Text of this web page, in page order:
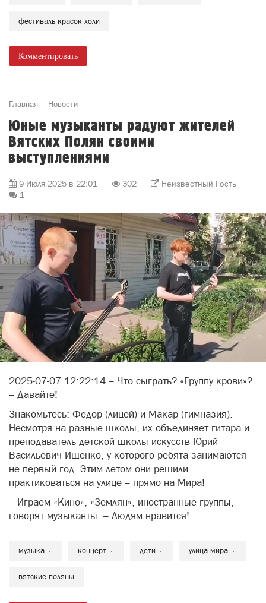
фестиваль красок холи
Комментировать
Главная Новости
Юные музыканты радуют жителей
Вятских Полян своими
выступлениями
9 Июля 2025 в 22:01 302
Неизвестный Гость
1
2025-07-07 12:22:14 – Что сыграть? «Группу крови»?
– Давайте!
Знакомьтесь: Фёдор (лицей) и Макар (гимназия).
Несмотря на разные школы, их объединяет гитара и
преподаватель детской школы искусств Юрий
Васильевич Ищенко, у которого ребята занимаются
не первый год. Этим летом они решили
практиковаться на улице – прямо на Мира!
– Играем «Кино», «Землян», иностранные группы, –
говорят музыканты. – Людям нравится!
музыка концерт дети улица мира
вятские поляны